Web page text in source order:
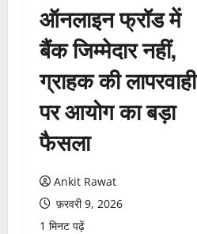
ऑनलाइन फ्रॉड में
बैंक जिम्मेदार नहीं,
ग्राहक की लापरवाही
पर आयोग का बड़ा
फैसला
Ankit Rawat
फ़रवरी 9, 2026
1 मिनट पढ़ें